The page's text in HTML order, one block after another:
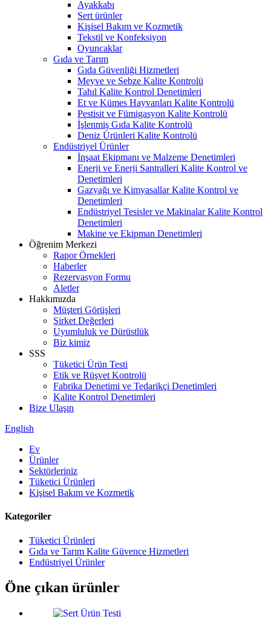
Ayakkabı
Sert ürünler
Kişisel Bakım ve Kozmetik
Tekstil ve Konfeksiyon
Oyuncaklar
Gıda ve Tarım
Gıda Güvenliği Hizmetleri
Meyve ve Sebze Kalite Kontrolü
Tahıl Kalite Kontrol Denetimleri
Et ve Kümes Hayvanları Kalite Kontrolü
Pestisit ve Fümigasyon Kalite Kontrolü
İşlenmiş Gıda Kalite Kontrolü
Deniz Ürünleri Kalite Kontrolü
Endüstriyel Ürünler
İnşaat Ekipmanı ve Malzeme Denetimleri
Enerji ve Enerji Santralleri Kalite Kontrol ve
Denetimleri
Gazyağı ve Kimyasallar Kalite Kontrol ve
Denetimleri
Endüstriyel Tesisler ve Makinalar Kalite Kontrol
Denetimleri
Makine ve Ekipman Denetimleri
Öğrenim Merkezi
Rapor Örnekleri
Haberler
Rezervasyon Formu
Aletler
Hakkımızda
Müşteri Görüşleri
Şirket Değerleri
Uyumluluk ve Dürüstlük
Biz kimiz
SSS
Tüketici Ürün Testi
Etik ve Rüşvet Kontrolü
Fabrika Denetimi ve Tedarikçi Denetimleri
Kalite Kontrol Denetimleri
Bize Ulaşın
English
Ev
Ürünler
Sektörleriniz
Tüketici Ürünleri
Kişisel Bakım ve Kozmetik
Kategoriler
Tüketici Ürünleri
Gıda ve Tarım Kalite Güvence Hizmetleri
Endüstriyel Ürünler
Öne çıkan ürünler